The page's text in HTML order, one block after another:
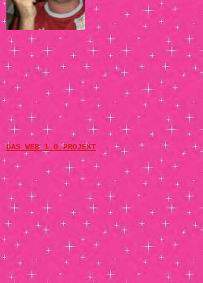
DAS WEB 1.0 PROJEKT